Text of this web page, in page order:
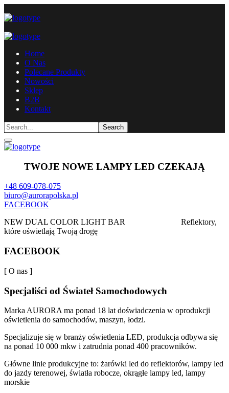
Home
O Nas
Polecane Produkty
Nowości
Sklep
B2B
Kontakt
TWOJE NOWE LAMPY LED CZEKAJĄ
+48 609-078-075
biuro@aurorapolska.pl
FACEBOOK
NEW DUAL COLOR LIGHT BAR
Reflektory,
które oświetlają Twoją drogę
FACEBOOK
[ O nas ]
Specjaliści od Świateł Samochodowych
Marka AURORA ma ponad 18 lat doświadczenia w oprodukcji
oświetlenia do samochodów, maszyn, łodzi.
Specjalizuje się w branży oświetlenia LED, produkcja odbywa się
na ponad 10 000 mkw i zatrudnia ponad 400 pracowników.
Główne linie produkcyjne to: żarówki led do reflektorów, lampy led
do jazdy terenowej, światła robocze, okrągłe lampy led, lampy
morskie